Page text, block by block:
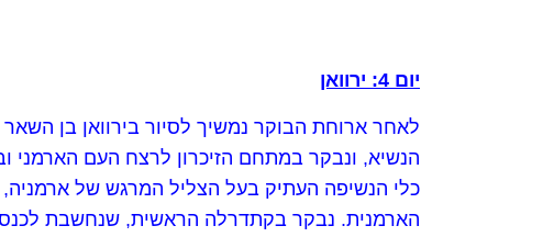
יום 4: ירוואן
לאחר ארוחת הבוקר נמשיך לסיור בירוואן בן
הנשיא, ונבקר במתחם הזיכרון לרצח העם הארמני
כלי הנשיפה העתיק בעל הצליל המרגש של
הארמנית. נבקר בקתדרלה הראשית, שנחשבת